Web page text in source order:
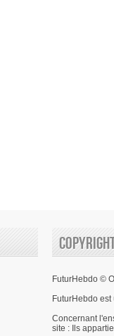
FuturHebdo ©
FuturHebdo
Concernant
site : Ils